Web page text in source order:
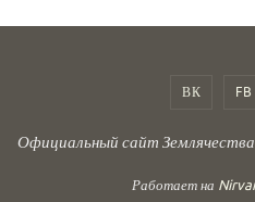
ВК FB
Официальный сайт
Работает на